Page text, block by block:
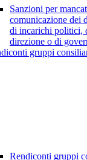
Sanzioni per
comunicazione dei
di incarichi politici,
direzione o di
gruppi
Rendiconti gruppi